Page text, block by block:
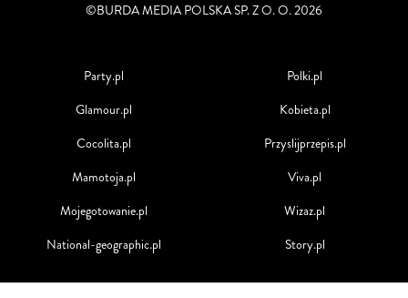
©BURDA MEDIA POLSKA SP. Z O. O. 2026
Party.pl
Glamour.pl
Cocolita.pl
Mamotoja.pl
Mojegotowanie.pl
National-geographic.pl
Polki.pl
Kobieta.pl
Przyslijprzepis.pl
Viva.pl
Wizaz.pl
Story.pl